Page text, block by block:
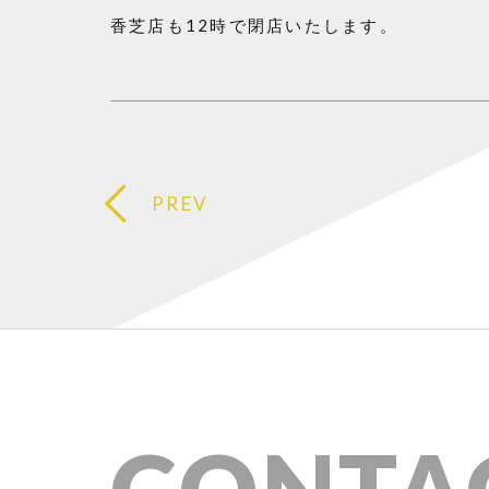
香芝店も12時で閉店いたします。
PREV